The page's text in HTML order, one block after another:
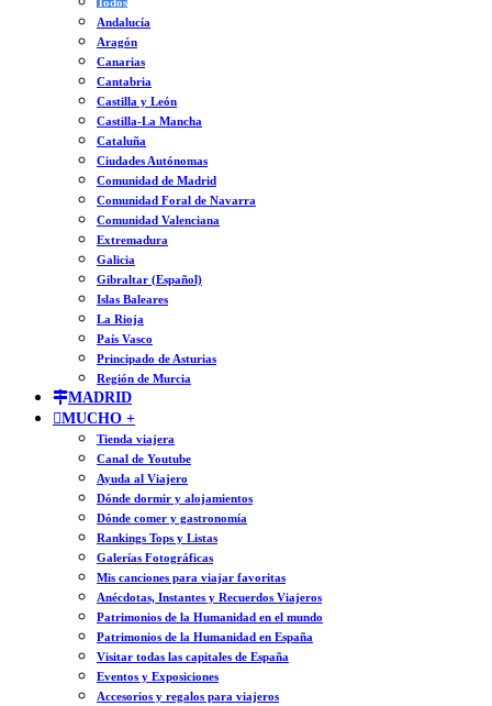
Andalucía
Aragón
Canarias
Cantabria
Castilla y León
Castilla-La Mancha
Cataluña
Ciudades Autónomas
Comunidad de Madrid
Comunidad Foral de Navarra
Comunidad Valenciana
Extremadura
Galicia
Gibraltar (Español)
Islas Baleares
La Rioja
País Vasco
Principado de Asturias
Región de Murcia
MADRID
MUCHO +
Tienda viajera
Canal de Youtube
Ayuda al Viajero
Dónde dormir y alojamientos
Dónde comer y gastronomía
Rankings Tops y Listas
Galerías Fotográficas
Mis canciones para viajar favoritas
Anécdotas, Instantes y Recuerdos Viajeros
Patrimonios de la Humanidad en el mundo
Patrimonios de la Humanidad en España
Visitar todas las capitales de España
Eventos y Exposiciones
Accesorios y regalos para viajeros